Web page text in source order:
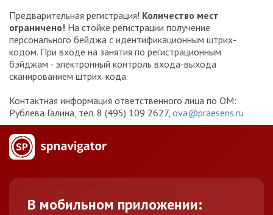
Предварительная регистрация! Количество мест
ограничено! На стойке регистрации получение
персонального бейджа с идентификационным штрих-
кодом. При входе на занятия по регистрационным
бэйджам - электронный контроль входа-выхода
сканированием штрих-кода.
Контактная информация ответственного лица по ОМ:
Рублева Галина, тел. 8 (495) 109 2627, ova@praesens.ru
В мобильном приложении: